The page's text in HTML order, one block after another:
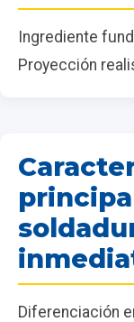
Ingrediente
Proyección
Diferenciación